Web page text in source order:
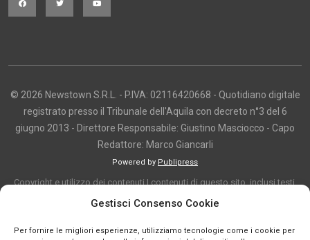
Gestisci Consenso Cookie
Per fornire le migliori esperienze, utilizziamo tecnologie come i cookie per
© 2026 Newstown S.R.L. - P.IVA: 02116420668 - Quotidiano digitale
registrato presso il Tribunale dell'Aquila con decreto n°3 del 6
giugno 2013 - Direttore Responsabile: Giustino Masciocco - Capo
Redattore: Marco Giancarli
Powered by Publipress
Copyright e utilizzo dei contenuti I contenuti di questo sito, inclusi testi,
articoli, immagini, fotografie, video e grafica, sono protetti da copyright e
indicazione. La riproduzione totale o parziale dei contenuti è consentita